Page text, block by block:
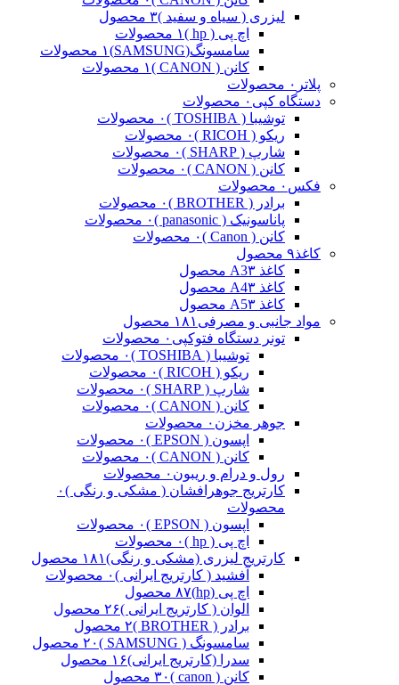
لیزری ( سیاه و سفید )۳ محصول
اچ پی ( hp )
۱ محصولات
سامسونگ(SAMSUNG)
۱ محصولات
کانن ( CANON )
۱ محصولات
پلاتر ۰ محصولات
دستگاه کپی ۰ محصولات
توشیبا ( TOSHIBA )
۰ محصولات
ریکو ( RICOH )
۰ محصولات
شارپ ( SHARP )
۰ محصولات
کانن ( CANON )
۰ محصولات
فکس ۰ محصولات
برادر ( BROTHER )
۰ محصولات
پاناسونیک ( panasonic )
۰ محصولات
کانن ( Canon )
۰ محصولات
کاغذ۹ محصول
کاغذ A3 ۳ محصول
کاغذ A4 ۳ محصول
کاغذ A5 ۳ محصول
مواد جانبی و مصرفی ۱۸۱ محصول
تونر دستگاه فتوکپی ۰ محصولات
توشیبا ( TOSHIBA )
۰ محصولات
ریکو ( RICOH )
۰ محصولات
شارپ ( SHARP )
۰ محصولات
کانن ( CANON )
۰ محصولات
جوهر مخزن ۰ محصولات
اپسون ( EPSON )
۰ محصولات
کانن ( CANON )
۰ محصولات
رول و درام و ریبون ۰ محصولات
کارتریج جوهرافشان ( مشکی و رنگی )۰
محصولات
اپسون ( EPSON )
۰ محصولات
اچ پی ( hp )
۰ محصولات
کارتریج لیزری (مشکی و رنگی)۱۸۱ محصول
آفشید ( کارتریج ایرانی )۰ محصولات
اچ پی (hp)
۸۷ محصول
الوان ( کارتریج ایرانی )۲۶ محصول
برادر ( BROTHER )
۲ محصول
سامسونگ ( SAMSUNG )
۲۰ محصول
سدرا (کارتریج ایرانی)۱۶ محصول
کانن ( canon )
۳۰ محصول